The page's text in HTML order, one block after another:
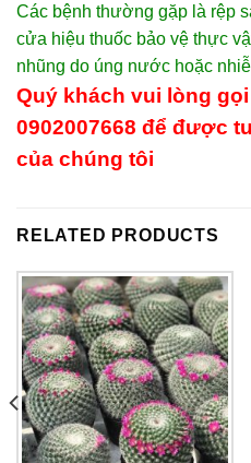
Các bệnh thường gặp là rệp
cửa hiệu thuốc bảo vệ thực
nhũng do úng nước hoặc
Quý khách vui lòng
0902007668 để được
của chúng tôi
RELATED PRODUCTS